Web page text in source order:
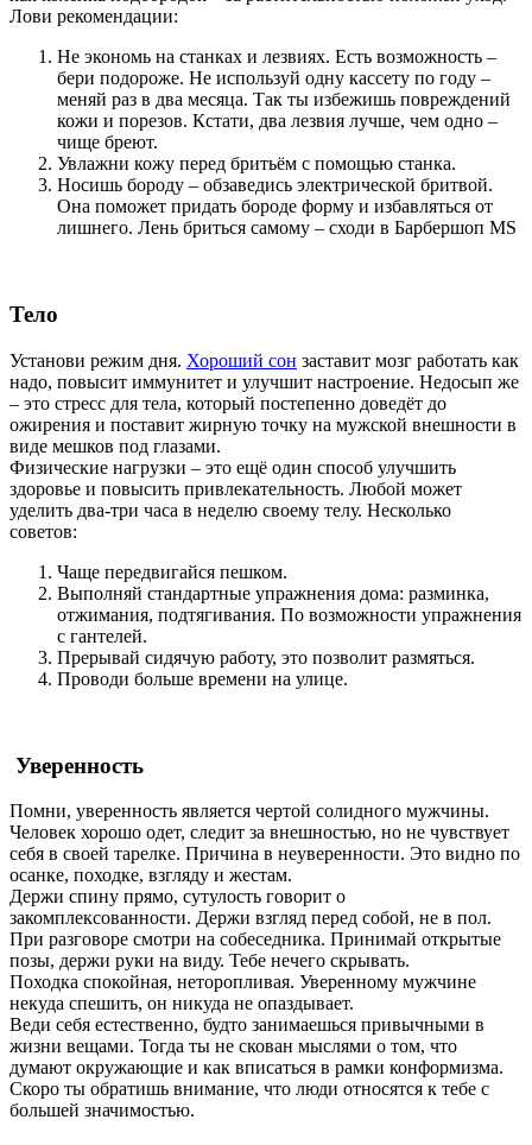
Лови рекомендации:
Не экономь на станках и лезвиях. Есть возможность –
бери подороже. Не используй одну кассету по году –
меняй раз в два месяца. Так ты избежишь повреждений
кожи и порезов. Кстати, два лезвия лучше, чем одно –
чище бреют.
Увлажни кожу перед бритьём с помощью станка.
Носишь бороду – обзаведись электрической бритвой.
Она поможет придать бороде форму и избавляться от
лишнего. Лень бриться самому – сходи в Барбершоп MS
Тело
Установи режим дня. Хороший сон заставит мозг работать как
надо, повысит иммунитет и улучшит настроение. Недосып же
– это стресс для тела, который постепенно доведёт до
ожирения и поставит жирную точку на мужской внешности в
виде мешков под глазами.
Физические нагрузки – это ещё один способ улучшить
здоровье и повысить привлекательность. Любой может
уделить два-три часа в неделю своему телу. Несколько
советов:
Чаще передвигайся пешком.
Выполняй стандартные упражнения дома: разминка,
отжимания, подтягивания. По возможности упражнения
с гантелей.
Прерывай сидячую работу, это позволит размяться.
Проводи больше времени на улице.
Уверенность
Помни, уверенность является чертой солидного мужчины.
Человек хорошо одет, следит за внешностью, но не чувствует
себя в своей тарелке. Причина в неуверенности. Это видно по
осанке, походке, взгляду и жестам.
Держи спину прямо, сутулость говорит о
закомплексованности. Держи взгляд перед собой, не в пол.
При разговоре смотри на собеседника. Принимай открытые
позы, держи руки на виду. Тебе нечего скрывать.
Походка спокойная, неторопливая. Уверенному мужчине
некуда спешить, он никуда не опаздывает.
Веди себя естественно, будто занимаешься привычными в
жизни вещами. Тогда ты не скован мыслями о том, что
думают окружающие и как вписаться в рамки конформизма.
Скоро ты обратишь внимание, что люди относятся к тебе с
большей значимостью.